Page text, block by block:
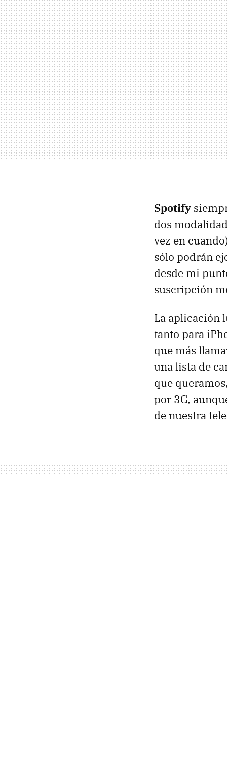
Spotify
dos
vez en
sólo podrán
desde mi
suscripción
La aplicación
tanto para
que más
una lista de
que
por 3G,
de nuestra